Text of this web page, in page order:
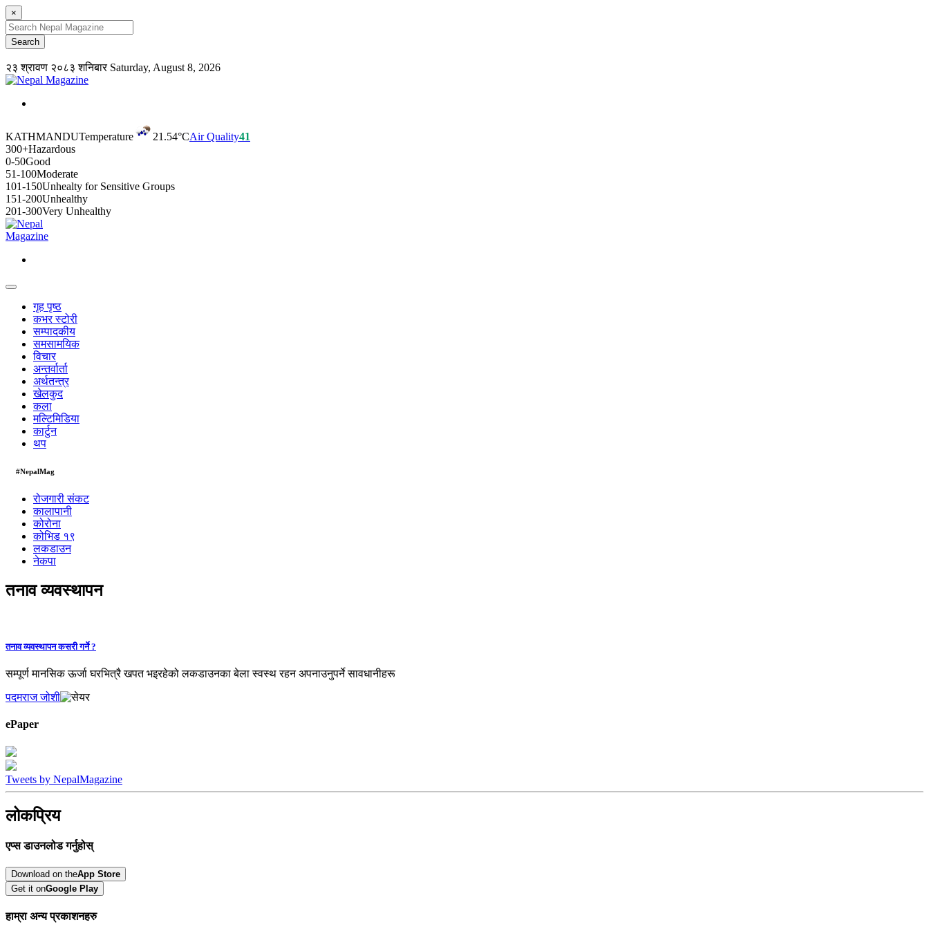
×
२३ श्रावण २०८३ शनिबारSaturday, August 8, 2026
KATHMANDUTemperature 21.54°CAir Quality41
300+Hazardous
0-50Good
51-100Moderate
101-150Unhealty for Sensitive Groups
151-200Unhealthy
201-300Very Unhealthy
गृह पृष्ठ
कभर स्टोरी
सम्पादकीय
समसामयिक
विचार
अन्तर्वार्ता
अर्थतन्त्र
खेलकुद
कला
मल्टिमिडिया
कार्टुन
थप
#NepalMag
रोजगारी संकट
कालापानी
कोरोना
कोभिड १९
लकडाउन
नेकपा
तनाव व्यवस्थापन
तनाव व्यवस्थापन कसरी गर्ने ?
सम्पूर्ण मानसिक ऊर्जा घरभित्रै खपत भइरहेको लकडाउनका बेला स्वस्थ रहन अपनाउनुपर्ने सावधानीहरू
पदमराज जोशी
ePaper
Tweets by NepalMagazine
लोकप्रिय
एप्स डाउनलोड गर्नुहोस्
Download on theApp Store
Get it onGoogle Play
हाम्रा अन्य प्रकाशनहरु